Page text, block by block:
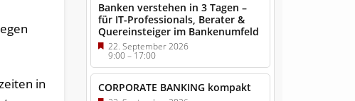
in
Banken verstehen in 3 Tagen –
für IT-Professionals, Berater &
Quereinsteiger im Bankenumfeld
22. September 2026
9:00–17:00
CORPORATE BANKING kompakt